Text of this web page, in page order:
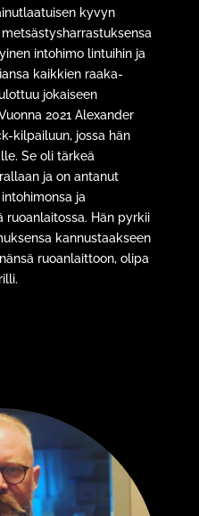
kyvyn
intohimo lintuihin ja
kaikkien raaka-
jokaiseen
2021 Alexander
kilpailuun, jossa hän
Se oli tärkeä
ja on antanut
ja
ruoanlaitossa. Hän pyrkii
kannustaakseen
ruoanlaittoon, olipa